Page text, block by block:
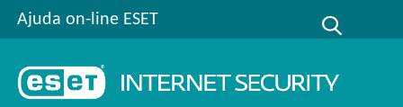
Ajuda on-line ESET